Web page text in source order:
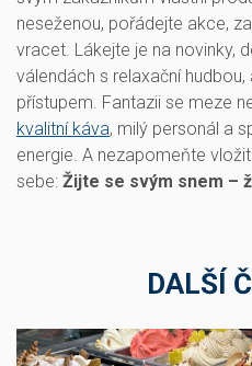
neseženou, pořádejte akce,
vracet. Lákejte je na novinky,
válendách s relaxační
přístupem. Fantazii se meze
kvalitní káva, milý personál a
energie. A nezapomeňte
sebe: Žijte se svým snem –
DALŠÍ